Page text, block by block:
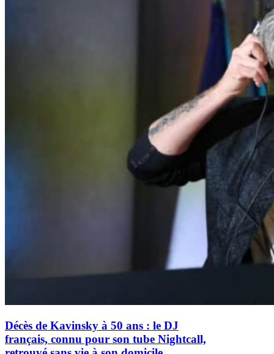
Décès de Kavinsky à 50 ans : le DJ
français, connu pour son tube Nightcall,